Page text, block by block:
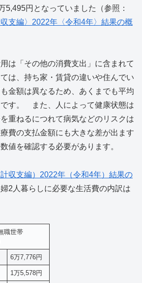
5,495円となっていました（参照：
支編〉2022年〈令和4年〉結果の概
は「その他の消費支出」に含まれて
は、持ち家・賃貸の違いや住んでい
金額は異なるため、あくまでも平均
す。 また、人によって健康状態は
重ねるにつれて病気などのリスクは
費の支払金額にも大きな差が出ます
値を確認する必要があります。
収支編）2022年（令和4年）結果の
2人暮らしに必要な生活費の内訳は
職世帯
6万7,776円
1万5,578円